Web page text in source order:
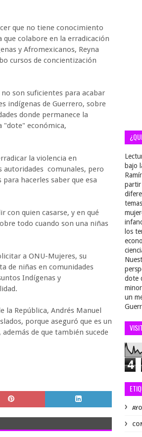
que no tiene conocimiento
colabore en la erradicación
y Afromexicanos, Reyna
cursos de concientización
son suficientes para acabar
indígenas de Guerrero, sobre
donde permanece la
"dote" económica,
la violencia en
autoridades comunales, pero
hacerles saber que esa
con quien casarse, y en qué
todo cuando son una niñas
a ONU-Mujeres, su
de niñas en comunidades
Indígenas y
la República, Andrés Manuel
porque aseguró que es un
de que también sucede
bajo
partir
los
dote
un
4